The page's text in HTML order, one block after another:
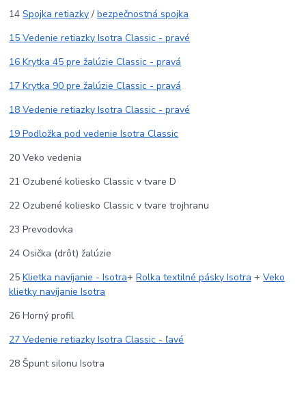
14Spojka retiazky /bezpečnostná spojka
15 Vedenie retiazky Isotra Classic - pravé
16 Krytka 45 pre žalúzie Classic - pravá
17 Krytka 90 pre žalúzie Classic - pravá
18 Vedenie retiazky Isotra Classic - pravé
19 Podložka pod vedenie Isotra Classic
20 Veko vedenia
21 Ozubené koliesko Classic v tvare D
22 Ozubené koliesko Classic v tvare trojhranu
23 Prevodovka
24 Osička (drôt) žalúzie
25Klietka navíjanie - Isotra+Rolka textilné pásky Isotra +Veko
klietky navíjanie Isotra
26 Horný profil
27 Vedenie retiazky Isotra Classic - ľavé
28 Špunt silonu Isotra